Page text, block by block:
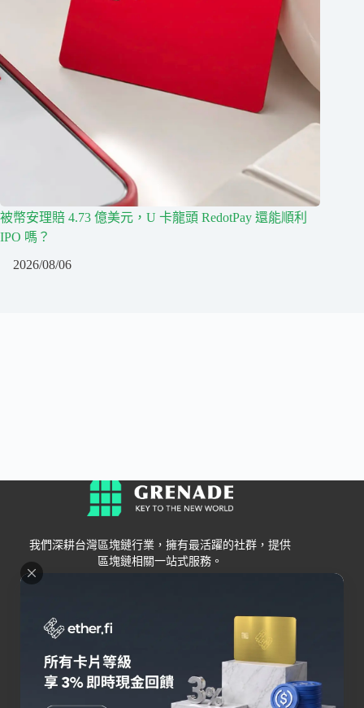
被幣安理賠 4.73 億美元，U 卡龍頭 RedotPay 還能順利
IPO 嗎？
2026/08/06
我們深耕台灣區塊鏈行業，擁有最活躍的社群，提供
區塊鏈相關一站式服務。
Grenade
關於我們
聯絡我們
錢包
交易所
Bybit
OKX
HOYA BIT